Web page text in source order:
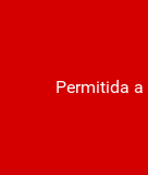
Permitida